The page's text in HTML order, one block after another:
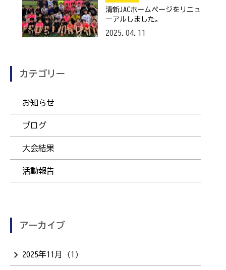
清新JACホームページをリニュ
ーアルしました。
2025.04.11
カテゴリー
お知らせ
ブログ
大会結果
活動報告
アーカイブ
2025年11月 (1)